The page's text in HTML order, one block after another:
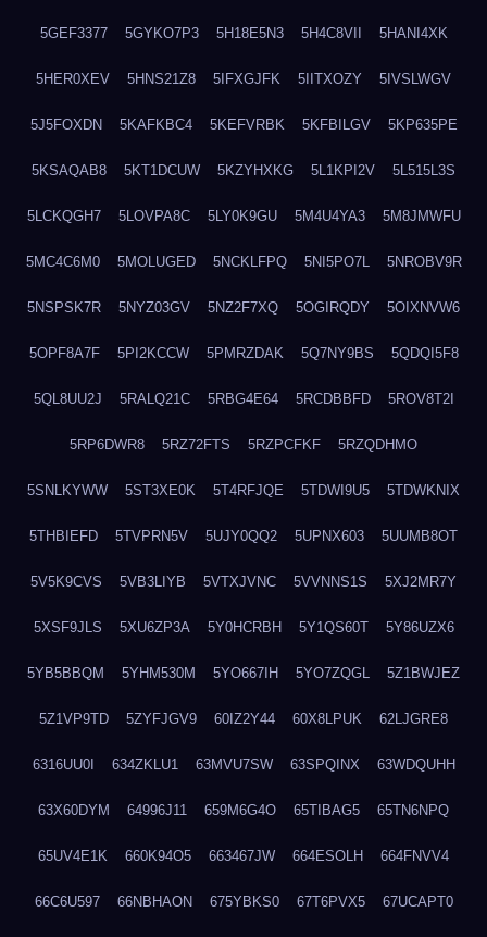
5GEF3377 5GYKO7P3 5H18E5N3 5H4C8VII 5HANI4XK
5HER0XEV 5HNS21Z8 5IFXGJFK 5IITXOZY 5IVSLWGV
5J5FOXDN 5KAFKBC4 5KEFVRBK 5KFBILGV 5KP635PE
5KSAQAB8 5KT1DCUW 5KZYHXKG 5L1KPI2V 5L515L3S
5LCKQGH7 5LOVPA8C 5LY0K9GU 5M4U4YA3 5M8JMWFU
5MC4C6M0 5MOLUGED 5NCKLFPQ 5NI5PO7L 5NROBV9R
5NSPSK7R 5NYZ03GV 5NZ2F7XQ 5OGIRQDY 5OIXNVW6
5OPF8A7F 5PI2KCCW 5PMRZDAK 5Q7NY9BS 5QDQI5F8
5QL8UU2J 5RALQ21C 5RBG4E64 5RCDBBFD 5ROV8T2I
5RP6DWR8 5RZ72FTS 5RZPCFKF 5RZQDHMO
5SNLKYWW 5ST3XE0K 5T4RFJQE 5TDWI9U5 5TDWKNIX
5THBIEFD 5TVPRN5V 5UJY0QQ2 5UPNX603 5UUMB8OT
5V5K9CVS 5VB3LIYB 5VTXJVNC 5VVNNS1S 5XJ2MR7Y
5XSF9JLS 5XU6ZP3A 5Y0HCRBH 5Y1QS60T 5Y86UZX6
5YB5BBQM 5YHM530M 5YO667IH 5YO7ZQGL 5Z1BWJEZ
5Z1VP9TD 5ZYFJGV9 60IZ2Y44 60X8LPUK 62LJGRE8
6316UU0I 634ZKLU1 63MVU7SW 63SPQINX 63WDQUHH
63X60DYM 64996J11 659M6G4O 65TIBAG5 65TN6NPQ
65UV4E1K 660K94O5 663467JW 664ESOLH 664FNVV4
66C6U597 66NBHAON 675YBKS0 67T6PVX5 67UCAPT0